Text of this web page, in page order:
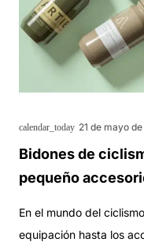
calendar_today 21 de mayo
Bidones de
pequeño
En el mundo del
equipación hasta los